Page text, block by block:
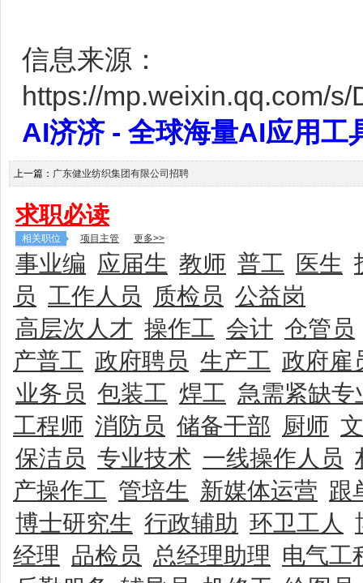
信息来源：
https://mp.weixin.qq.com/
AI济济 - 全球海量AI应用
上一篇： 广东健业纺织集团有限公司招聘
求职必读
相关职位 项目主管 更多>>
事业编 应届生 教师 普工 医生
员 工作人员 质检员 公益岗
高层次人才 操作工 会计 仓管员
产普工 政府聘员 生产工 政府雇
业务员 包装工 焊工 急需紧缺专
工程师 消防员 储备干部 厨师
保洁员 专业技术 一线操作人员
产操作工 管培生 新媒体运营 跟
博士研究生 行政辅助 环卫工人
经理 品检员 总经理助理 电气工